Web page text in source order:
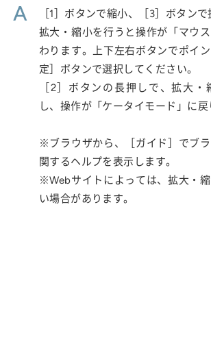
A
［1］ボタンで縮小、［3］ボタンで
拡大・縮小を行うと操作が「マウ
わります。上下左右ボタンでポイ
定］ボタンで選択してください。
［2］ボタンの長押しで、拡大
し、操作が「ケータイモード」に戻
※ブラウザから、［ガイド］でブ
関するヘルプを表示します。
※Webサイトによっては、拡大・
い場合があります。